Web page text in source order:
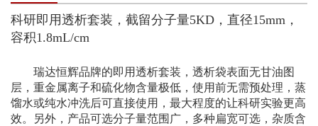
科研即用透析套装，截留分子量5KD，直径15mm，
容积1.8mL/cm
瑞达恒辉品牌的即用透析套装，透析袋表面无甘油图
层，重金属离子和硫化物含量极低，使用前无需预处理，蒸
馏水或纯水冲洗后可直接使用，最大程度的让科研实验更高
效。另外，产品可选分子量范围广，多种扁宽可选，杂质含